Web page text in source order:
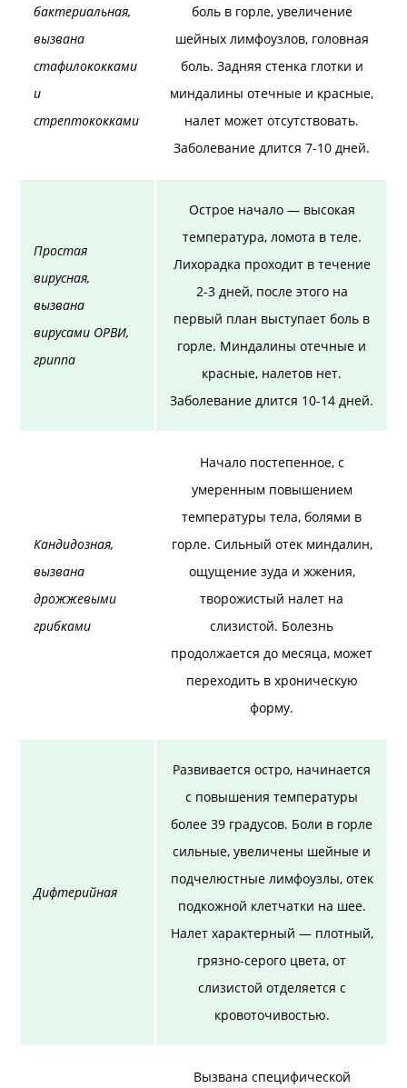
бактериальная,
вызвана
стафилококками
и
стрептококками
боль в горле, увеличение
шейных лимфоузлов, головная
боль. Задняя стенка глотки и
миндалины отечные и красные,
налет может отсутствовать.
Заболевание длится 7-10 дней.
Простая
вирусная,
вызвана
вирусами ОРВИ,
гриппа
Острое начало — высокая
температура, ломота в теле.
Лихорадка проходит в течение
2-3 дней, после этого на
первый план выступает боль в
горле. Миндалины отечные и
красные, налетов нет.
Заболевание длится 10-14 дней.
Кандидозная,
вызвана
дрожжевыми
грибками
Начало постепенное, с
умеренным повышением
температуры тела, болями в
горле. Сильный отек миндалин,
ощущение зуда и жжения,
творожистый налет на
слизистой. Болезнь
продолжается до месяца, может
переходить в хроническую
форму.
Дифтерийная
Развивается остро, начинается
с повышения температуры
более 39 градусов. Боли в горле
сильные, увеличены шейные и
подчелюстные лимфоузлы, отек
подкожной клетчатки на шее.
Налет характерный — плотный,
грязно-серого цвета, от
слизистой отделяется с
кровоточивостью.
Вызвана специфической